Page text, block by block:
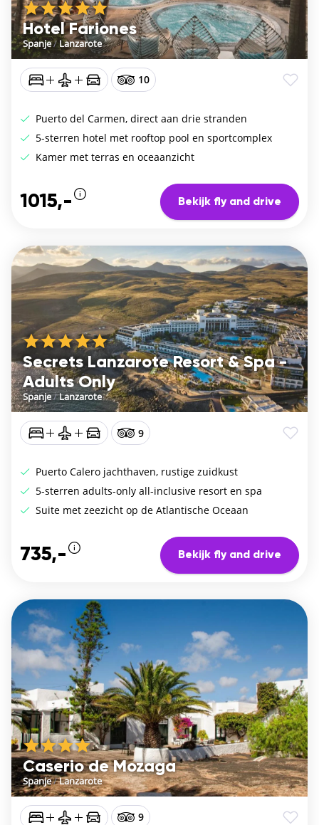
Hotel Fariones
Spanje/Lanzarote
10
Puerto del Carmen, direct aan drie stranden
5-sterren hotel met rooftop pool en sportcomplex
Kamer met terras en oceaanzicht
1015,- Bekijk fly and drive
Secrets Lanzarote Resort & Spa -
Adults Only
Spanje/Lanzarote
9
Puerto Calero jachthaven, rustige zuidkust
5-sterren adults-only all-inclusive resort en spa
Suite met zeezicht op de Atlantische Oceaan
735,- Bekijk fly and drive
Caserio de Mozaga
Spanje/Lanzarote
9